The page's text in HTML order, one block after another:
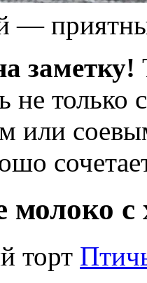
—
заметку!
не только
или
молоко с
торт